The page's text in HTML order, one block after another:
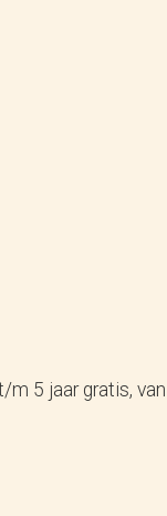
m 5 jaar gratis, van